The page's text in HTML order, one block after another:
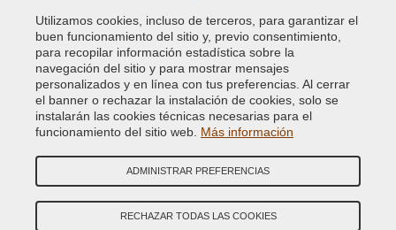
Política de Privacidad - RGPD
Copyright © 2014 - 2026. All Rights Reserved.
Credits:E-COMIT
SÍguenos en nuestras redes sociales
Utilizamos cookies, incluso de terceros, para garantizar el
buen funcionamiento del sitio y, previo consentimiento,
para recopilar información estadística sobre la
navegación del sitio y para mostrar mensajes
personalizados y en línea con tus preferencias. Al cerrar
el banner o rechazar la instalación de cookies, solo se
instalarán las cookies técnicas necesarias para el
funcionamiento del sitio web. Más información
ADMINISTRAR PREFERENCIAS
RECHAZAR TODAS LAS COOKIES